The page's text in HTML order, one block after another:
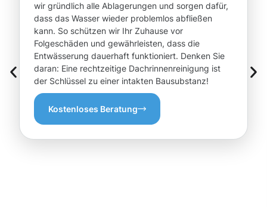
wir gründlich alle Ablagerungen und sorgen dafür,
dass das Wasser wieder problemlos abfließen
kann. So schützen wir Ihr Zuhause vor
Folgeschäden und gewährleisten, dass die
Entwässerung dauerhaft funktioniert. Denken Sie
daran: Eine rechtzeitige Dachrinnenreinigung ist
der Schlüssel zu einer intakten Bausubstanz!
Kostenloses Beratung